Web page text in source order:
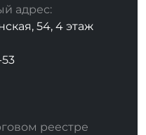
адрес:
54, 4 этаж
реестре